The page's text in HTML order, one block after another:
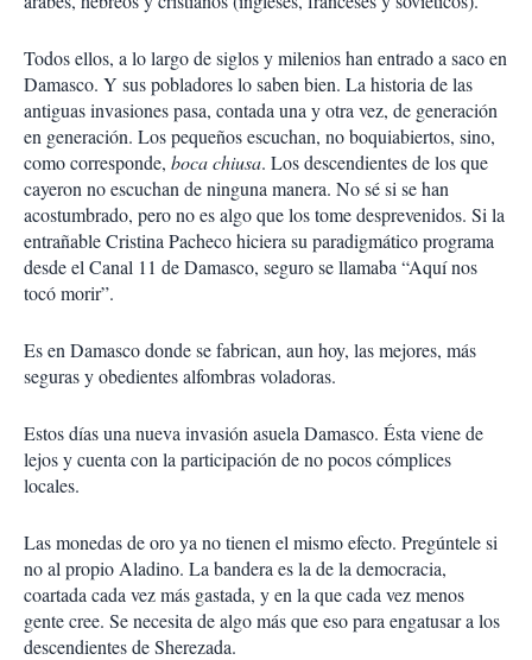
Todos ellos, a lo largo de siglos y milenios han entrado a saco en
Damasco. Y sus pobladores lo saben bien. La historia de las
antiguas invasiones pasa, contada una y otra vez, de generación
en generación. Los pequeños escuchan, no boquiabiertos, sino,
como corresponde, boca chiusa. Los descendientes de los que
cayeron no escuchan de ninguna manera. No sé si se han
acostumbrado, pero no es algo que los tome desprevenidos. Si la
entrañable Cristina Pacheco hiciera su paradigmático programa
desde el Canal 11 de Damasco, seguro se llamaba “Aquí nos
tocó morir”.
Es en Damasco donde se fabrican, aun hoy, las mejores, más
seguras y obedientes alfombras voladoras.
Estos días una nueva invasión asuela Damasco. Ésta viene de
lejos y cuenta con la participación de no pocos cómplices
locales.
Las monedas de oro ya no tienen el mismo efecto. Pregúntele si
no al propio Aladino. La bandera es la de la democracia,
coartada cada vez más gastada, y en la que cada vez menos
gente cree. Se necesita de algo más que eso para engatusar a los
descendientes de Sherezada.